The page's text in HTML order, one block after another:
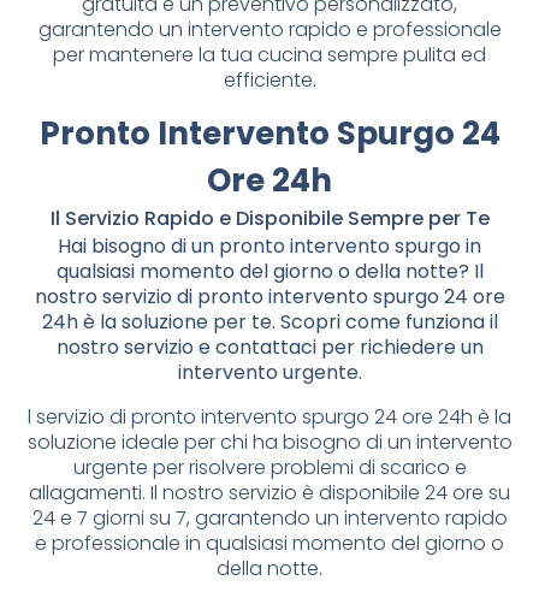
garantendo un intervento rapido e professionale
per mantenere la tua cucina sempre pulita ed
efficiente.
Pronto Intervento Spurgo 24
Ore 24h
Il Servizio Rapido e Disponibile Sempre per Te
Hai bisogno di un pronto intervento spurgo in
qualsiasi momento del giorno o della notte? Il
nostro servizio di pronto intervento spurgo 24 ore
24h è la soluzione per te. Scopri come funziona il
nostro servizio e contattaci per richiedere un
intervento urgente.
l servizio di pronto intervento spurgo 24 ore 24h è la
soluzione ideale per chi ha bisogno di un intervento
urgente per risolvere problemi di scarico e
allagamenti. Il nostro servizio è disponibile 24 ore su
24 e 7 giorni su 7, garantendo un intervento rapido
e professionale in qualsiasi momento del giorno o
della notte.